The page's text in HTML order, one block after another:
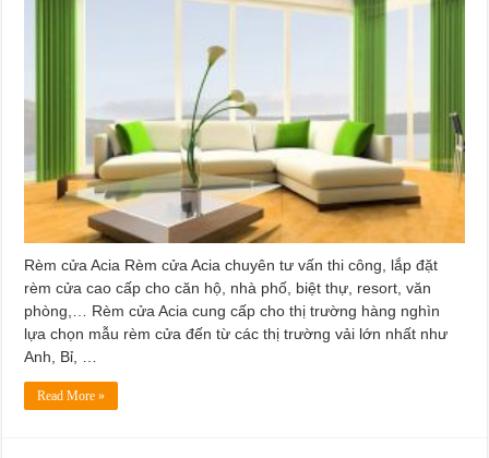
Rèm cửa Acia Rèm cửa Acia chuyên tư vấn thi công, lắp đặt
rèm cửa cao cấp cho căn hộ, nhà phố, biệt thự, resort, văn
phòng,… Rèm cửa Acia cung cấp cho thị trường hàng nghìn
lựa chọn mẫu rèm cửa đến từ các thị trường vải lớn nhất như
Anh, Bỉ, …
Read More »